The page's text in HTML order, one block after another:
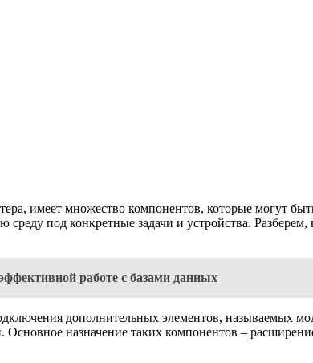
имеет множество компонентов, которые могут
под конкретные задачи и устройства.
работе с базами данных
дополнительных элементов, называемых
назначение таких компонентов –